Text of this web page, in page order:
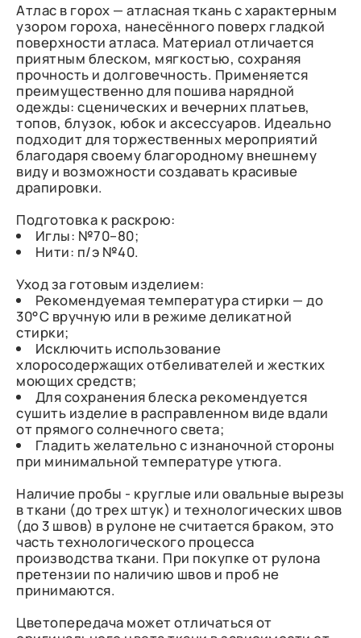
Атлас в горох — атласная ткань с характерным
узором гороха, нанесённого поверх гладкой
поверхности атласа. Материал отличается
приятным блеском, мягкостью, сохраняя
прочность и долговечность. Применяется
преимущественно для пошива нарядной
одежды: сценических и вечерних платьев,
топов, блузок, юбок и аксессуаров. Идеально
подходит для торжественных мероприятий
благодаря своему благородному внешнему
виду и возможности создавать красивые
драпировки.
Подготовка к раскрою:
Иглы: №70–80;
Нити: п/э №40.
Уход за готовым изделием:
Рекомендуемая температура стирки — до
30°C вручную или в режиме деликатной
стирки;
Исключить использование
хлоросодержащих отбеливателей и жестких
моющих средств;
Для сохранения блеска рекомендуется
сушить изделие в расправленном виде вдали
от прямого солнечного света;
Гладить желательно с изнаночной стороны
при минимальной температуре утюга.
Наличие пробы - круглые или овальные вырезы
в ткани (до трех штук) и технологических швов
(до 3 швов) в рулоне не считается браком, это
часть технологического процесса
производства ткани. При покупке от рулона
претензии по наличию швов и проб не
принимаются.
Цветопередача может отличаться от